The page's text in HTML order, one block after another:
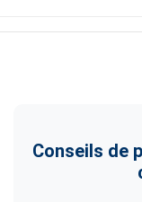
Conseils de